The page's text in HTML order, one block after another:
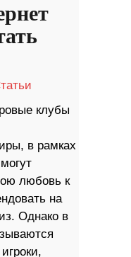
клубы
в рамках
любовь к
на
Однако в